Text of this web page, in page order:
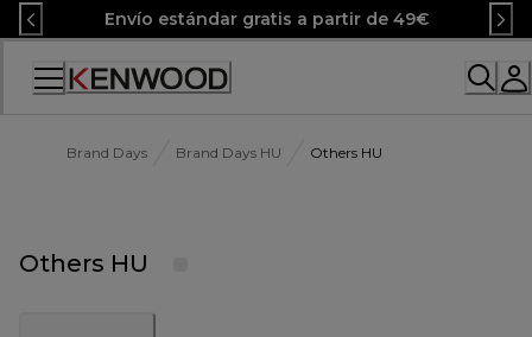
Skip
to
Content
Envío estándar gratis a partir de 49€
Accessibility
Brand Days Brand Days HU Others HU
Others HU